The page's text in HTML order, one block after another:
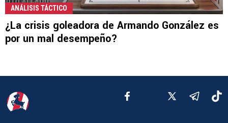
ANÁLISIS TÁCTICO
¿La crisis goleadora de Armando González es
por un mal desempeño?